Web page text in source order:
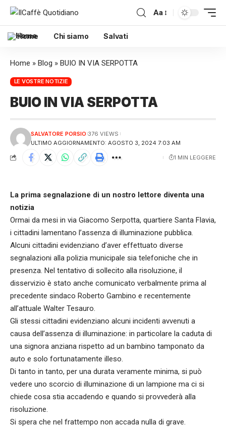
Aa
Home Chi siamo Salvati
Home » Blog » BUIO IN VIA SERPOTTA
LE VOSTRE NOTIZIE
BUIO IN VIA SERPOTTA
ULTIMO AGGIORNAMENTO: AGOSTO 3, 2024 7:03 AM
SALVATORE PORSIO 376 VIEWS
1 MIN LEGGERE
La prima segnalazione di un nostro lettore diventa una
notizia
Ormai da mesi in via Giacomo Serpotta, quartiere Santa Flavia,
i cittadini lamentano l’assenza di illuminazione pubblica.
Alcuni cittadini evidenziano d’aver effettuato diverse
segnalazioni alla polizia municipale sia telefoniche che in
presenza. Nel tentativo di sollecito alla risoluzione, il
disservizio è stato anche comunicato verbalmente prima al
precedente sindaco Roberto Gambino e recentemente
all’attuale Walter Tesauro.
Gli stessi cittadini evidenziano alcuni incidenti avvenuti a
causa dell’assenza di illuminazione: in particolare la caduta di
una signora anziana rispetto ad un bambino tamponato da
auto e solo fortunatamente illeso.
Di tanto in tanto, per una durata veramente minima, si può
vedere uno scorcio di illuminazione di un lampione ma ci si
chiede cosa stia accadendo e quando si provvederà alla
risoluzione.
Si spera che nel frattempo non accada nulla di grave.